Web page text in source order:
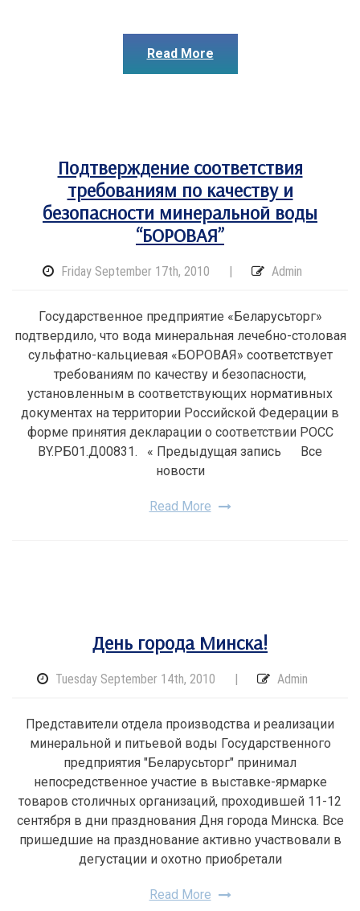
Read More
Подтверждение соответствия
требованиям по качеству и
безопасности минеральной воды
“БОРОВАЯ”
Friday September 17th, 2010 | Admin
Государственное предприятие «Беларусьторг»
подтвердило, что вода минеральная лечебно-столовая
сульфатно-кальциевая «БОРОВАЯ» соответствует
требованиям по качеству и безопасности,
установленным в соответствующих нормативных
документах на территории Российской Федерации в
форме принятия декларации о соответствии РОСС
ВY.РБ01.Д00831. « Предыдущая запись Все
новости
Read More
День города Минска!
Tuesday September 14th, 2010 | Admin
Представители отдела производства и реализации
минеральной и питьевой воды Государственного
предприятия "Беларусьторг" принимал
непосредственное участие в выставке-ярмарке
товаров столичных организаций, проходившей 11-12
сентября в дни празднования Дня города Минска. Все
пришедшие на празднование активно участвовали в
дегустации и охотно приобретали
Read More